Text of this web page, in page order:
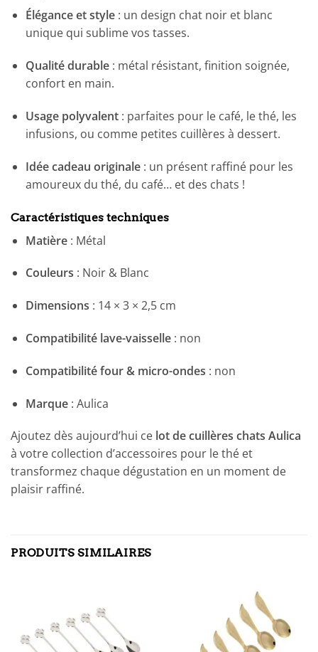
Élégance et style: un design chat noir et blanc
unique qui sublime vos tasses.
Qualité durable: métal résistant, finition soignée,
confort en main.
Usage polyvalent: parfaites pour le café, le thé, les
infusions, ou comme petites cuillères à dessert.
Idée cadeau originale: un présent raffiné pour les
amoureux du thé, du café… et des chats !
Caractéristiques techniques
Matière: Métal
Couleurs : Noir & Blanc
Dimensions : 14 × 3 × 2,5 cm
Compatibilité lave-vaisselle: non
Compatibilité four & micro-ondes : non
Marque: Aulica
Ajoutez dès aujourd’hui ce lot de cuillères chats Aulica
à votre collection d’accessoires pour le thé et
transformez chaque dégustation en un moment de
plaisir raffiné.
PRODUITS SIMILAIRES